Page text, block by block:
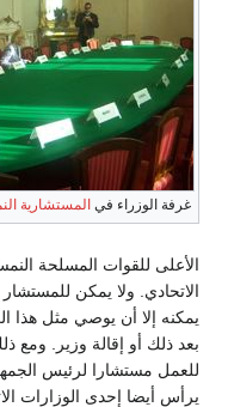
غرفة الوزراء في المستشارية
الأعلى للقوات المسلحة
الاتحادي. ولا يمكن للمستشار
يمكنه إلا أن يوصي مثل هذا
بعد ذلك أو إقالة وزير. ومع
للعمل مستشارا لرئيس
يرأس أيضا إحدى الوزارات